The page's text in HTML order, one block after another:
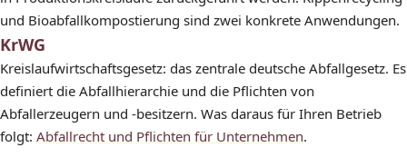
und Bioabfallkompostierung sind zwei konkrete Anwendungen.
KrWG
Kreislaufwirtschaftsgesetz: das zentrale deutsche Abfallgesetz. Es
definiert die Abfallhierarchie und die Pflichten von
Abfallerzeugern und -besitzern. Was daraus für Ihren Betrieb
folgt: Abfallrecht und Pflichten für Unternehmen.